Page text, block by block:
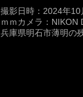
撮影日時：2024年
ｍｍカメラ：NIKON
兵庫県明石市薄明の